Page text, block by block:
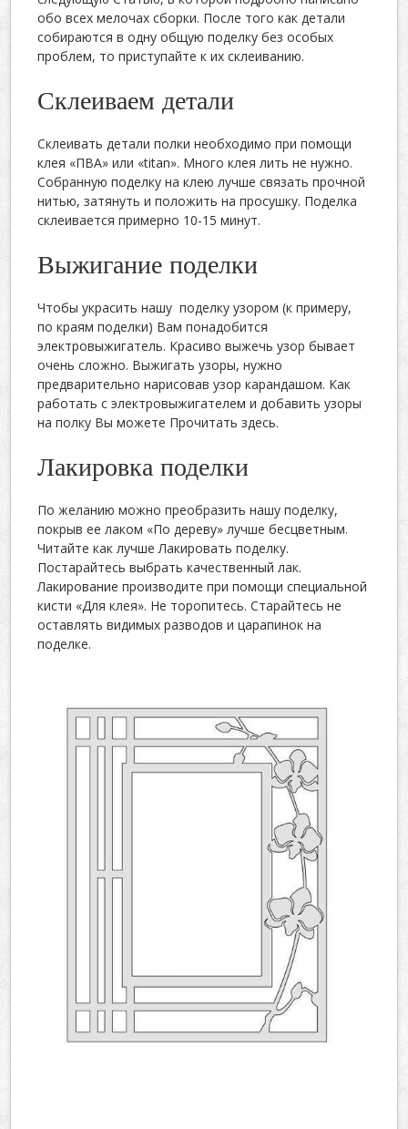
обо всех мелочах сборки. После того как детали
собираются в одну общую поделку без особых
проблем, то приступайте к их склеиванию.
Склеиваем детали
Склеивать детали полки необходимо при помощи
клея «ПВА» или «titan». Много клея лить не нужно.
Собранную поделку на клею лучше связать прочной
нитью, затянуть и положить на просушку. Поделка
склеивается примерно 10-15 минут.
Выжигание поделки
Чтобы украсить нашу поделку узором (к примеру,
по краям поделки) Вам понадобится
электровыжигатель. Красиво выжечь узор бывает
очень сложно. Выжигать узоры, нужно
предварительно нарисовав узор карандашом. Как
работать с электровыжигателем и добавить узоры
на полку Вы можете Прочитать здесь.
Лакировка поделки
По желанию можно преобразить нашу поделку,
покрыв ее лаком «По дереву» лучше бесцветным.
Читайте как лучше Лакировать поделку.
Постарайтесь выбрать качественный лак.
Лакирование производите при помощи специальной
кисти «Для клея». Не торопитесь. Старайтесь не
оставлять видимых разводов и царапинок на
поделке.